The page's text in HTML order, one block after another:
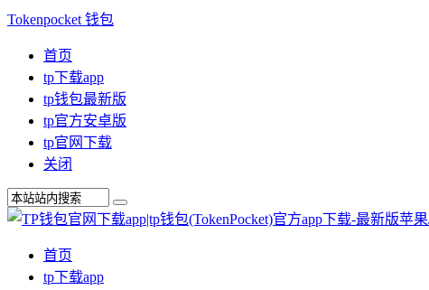
Tokenpocket 钱包
首页
tp下载app
tp钱包最新版
tp官方安卓版
tp官网下载
关闭
首页
tp下载app